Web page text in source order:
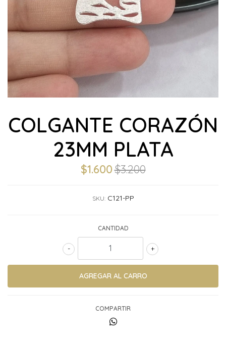
COLGANTE CORAZÓN
23MM PLATA
$1.600$3.200
SKU: C121-PP
CANTIDAD
+
-
COMPARTIR